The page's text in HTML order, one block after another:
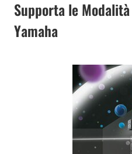
Supporta le Modalità
Yamaha